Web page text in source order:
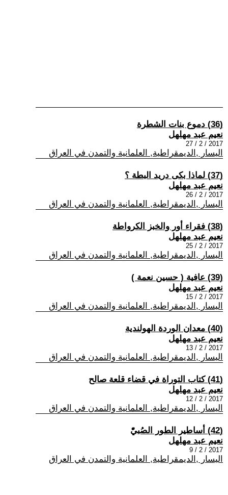
(36) دموع بنات الشطرة
نعيم عبد مهلهل
2017 / 2 / 27
اليسار ,الديمقراطية, العلمانية والتمدن في العراق
(37) لماذا بكى دريد البطة ؟
نعيم عبد مهلهل
2017 / 2 / 26
اليسار ,الديمقراطية, العلمانية والتمدن في العراق
(38) فقراء أور والخبز الكرواطة
نعيم عبد مهلهل
2017 / 2 / 25
اليسار ,الديمقراطية, العلمانية والتمدن في العراق
(39) عافية ( حسين نعمة )
نعيم عبد مهلهل
2017 / 2 / 15
اليسار ,الديمقراطية, العلمانية والتمدن في العراق
(40) معدان الوردة الهولندية
نعيم عبد مهلهل
2017 / 2 / 13
اليسار ,الديمقراطية, العلمانية والتمدن في العراق
(41) كتاب التوراة في قضاء قلعة صالح
نعيم عبد مهلهل
2017 / 2 / 12
اليسار ,الديمقراطية, العلمانية والتمدن في العراق
(42) أساطير الطور الصُبيّْ
نعيم عبد مهلهل
2017 / 2 / 9
اليسار ,الديمقراطية, العلمانية والتمدن في العراق